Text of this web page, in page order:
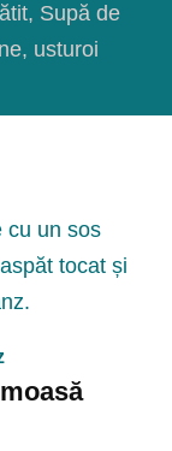
Supă de
usturoi